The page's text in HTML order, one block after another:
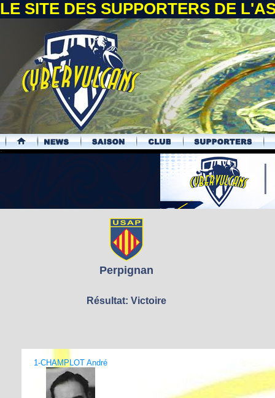
LE SITE DES SUPPORTERS DE
.
Perpignan
Résultat: Victoire
1-CHAMPLOT André